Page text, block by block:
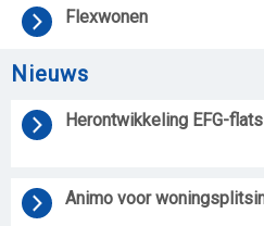
Flexwonen
Nieuws
Herontwikkeling EFG-
Animo voor